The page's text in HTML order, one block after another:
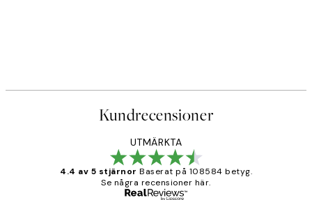
Kundrecensioner
UTMÄRKTA
4.4 av 5 stjärnor Baserat på 108584 betyg.
Se några recensioner här.